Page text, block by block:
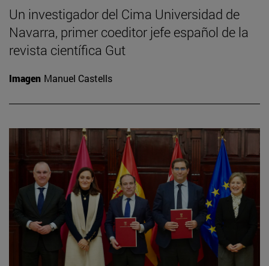
Un investigador del Cima Universidad de
Navarra, primer coeditor jefe español de la
revista científica Gut
Imagen Manuel Castells